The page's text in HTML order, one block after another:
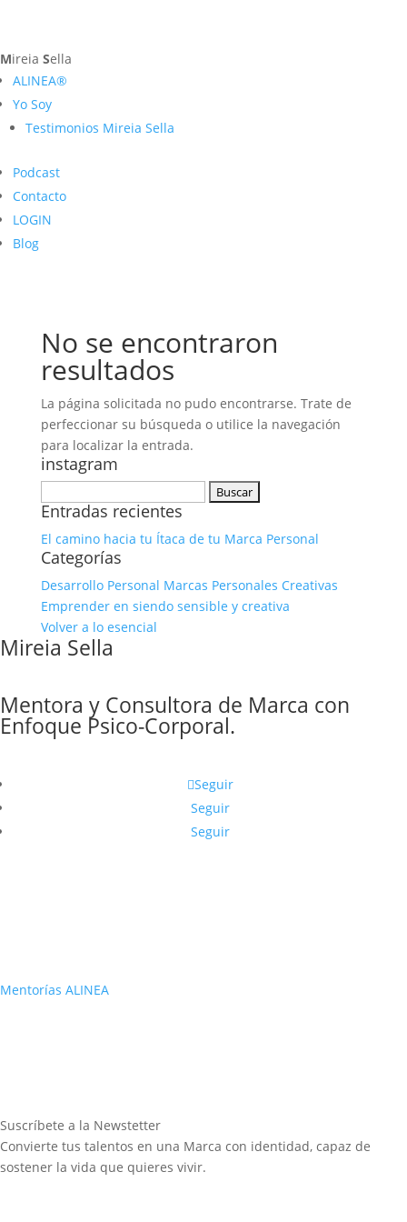
Mireia Sella
ALINEA®
Yo Soy
Testimonios Mireia Sella
Podcast
Contacto
LOGIN
Blog
No se encontraron
resultados
La página solicitada no pudo encontrarse. Trate de
perfeccionar su búsqueda o utilice la navegación
para localizar la entrada.
instagram
Entradas recientes
El camino hacia tu Ítaca de tu Marca Personal
Categorías
Desarrollo Personal Marcas Personales Creativas
Emprender en siendo sensible y creativa
Volver a lo esencial
Mireia Sella
Mentora y Consultora de Marca con
Enfoque Psico-Corporal.
Seguir
Seguir
Seguir
Mentorías ALINEA
Suscríbete a la Newstetter
Convierte tus talentos en una Marca con identidad, capaz de
sostener la vida que quieres vivir.